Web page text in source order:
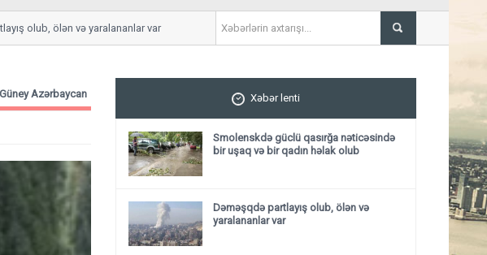
olub, ölən və yaralananlar var İmişlidə uşaq
Güney Azərbaycan Xəbər lenti
Smolenskdə güclü qasırğa nəticəsində
bir uşaq və bir qadın həlak olub
Dəməşqdə partlayış olub, ölən və
yaralananlar var